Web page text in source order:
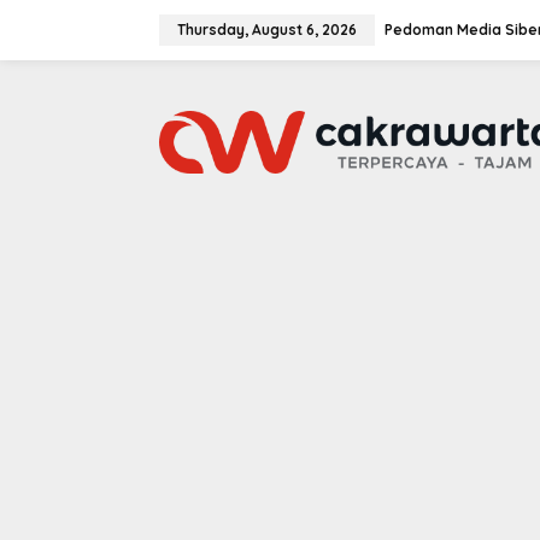
Thursday, August 6, 2026 Pedoman Media